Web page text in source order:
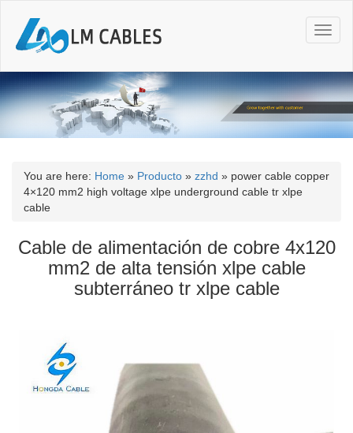
T
o
g
l
n
a
i
o
You are here: Home » Producto » zzhd » power cable copper
4×120 mm2 high voltage xlpe underground cable tr xlpe
cable
Cable de alimentación de cobre 4x120
mm2 de alta tensión xlpe cable
subterráneo tr xlpe cable